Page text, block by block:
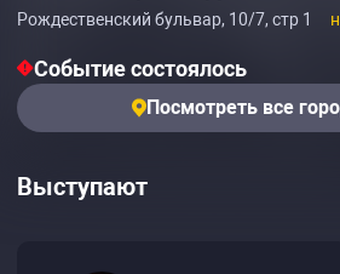
Рождественский бульвар, 10/7, стр 1
Событие состоялось
Посмотреть все
Выступают